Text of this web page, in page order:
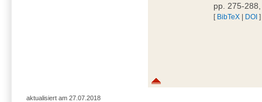
pp. 275-
[ BibTeX | DOI ]
aktualisiert am 27.07.2018